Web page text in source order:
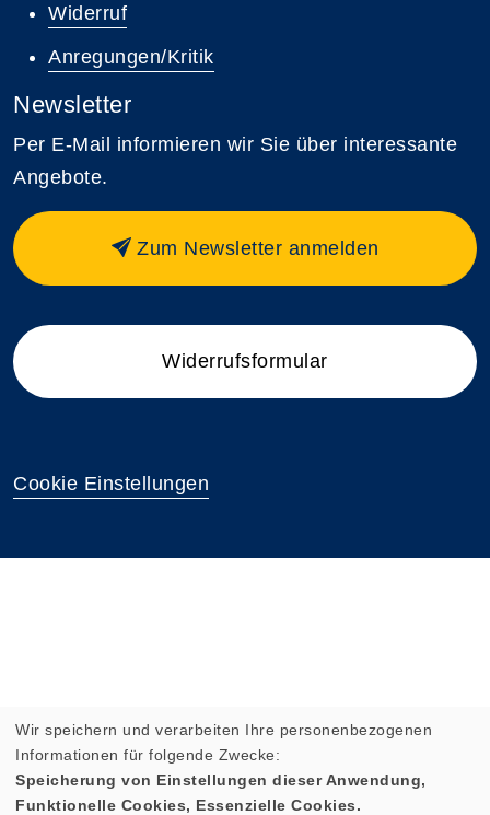
Widerruf
Anregungen/Kritik
Newsletter
Per E-Mail informieren wir Sie über interessante
Angebote.
Zum Newsletter anmelden
Widerrufsformular
Cookie Einstellungen
Wir speichern und verarbeiten Ihre personenbezogenen
Informationen für folgende Zwecke:
Speicherung von Einstellungen dieser Anwendung,
Funktionelle Cookies, Essenzielle Cookies.